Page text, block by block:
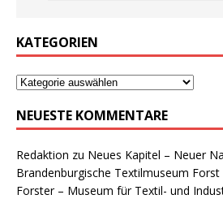
KATEGORIEN
NEUESTE KOMMENTARE
Redaktion zu Neues Kapitel – Neuer
Brandenburgische Textilmuseum
Forster – Museum für Textil- und